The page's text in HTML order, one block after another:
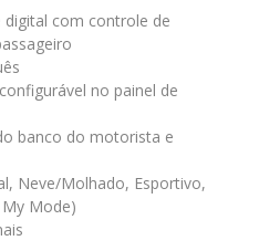
com controle de
no painel de
banco do motorista e
Neve/Molhado, Esportivo,
Mode)